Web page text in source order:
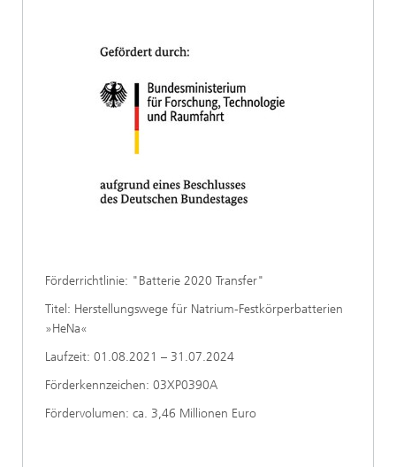
Förderrichtlinie: "Batterie 2020 Transfer"
Titel: Herstellungswege für Natrium-Festkörperbatterien
»HeNa«
Laufzeit: 01.08.2021 – 31.07.2024
Förderkennzeichen: 03XP0390A
Fördervolumen: ca. 3,46 Millionen Euro